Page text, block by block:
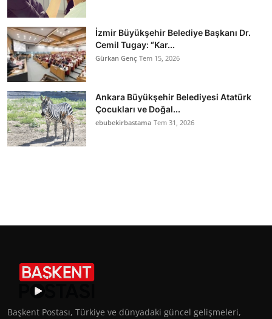
İzmir Büyükşehir Belediye Başkanı Dr.
Cemil Tugay: “Kar...
Gürkan Genç Tem 15, 2026
Ankara Büyükşehir Belediyesi Atatürk
Çocukları ve Doğal...
ebubekirbastama Tem 31, 2026
Başkent Postası, Türkiye ve dünyadaki güncel gelişmeleri,